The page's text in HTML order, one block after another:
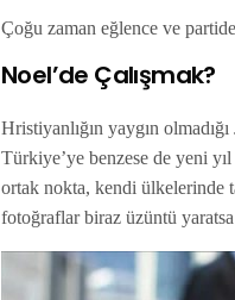
Çoğu zaman eğlence ve
Noel’de Çalışmak?
Hristiyanlığın yaygın
Türkiye’ye benzese de yeni
ortak nokta, kendi ülkelerinde
fotoğraflar biraz üzüntü